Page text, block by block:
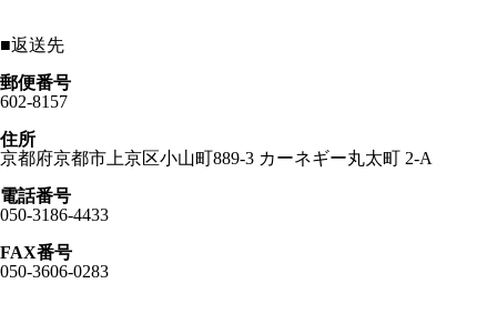
■返送先
郵便番号
602-8157
住所
京都府京都市上京区小山町889-3 カーネギー丸太町 2-A
電話番号
050-3186-4433
FAX番号
050-3606-0283